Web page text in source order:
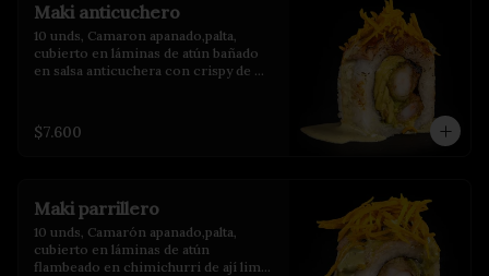
Maki anticuchero
10 unds, Camaron apanado,palta,
cubierto en láminas de atún bañado
en salsa anticuchera con crispy de
$7.600
Maki parrillero
10 unds, Camarón apanado,palta,
cubierto en láminas de atún
flambeado en chimichurri de ají limo